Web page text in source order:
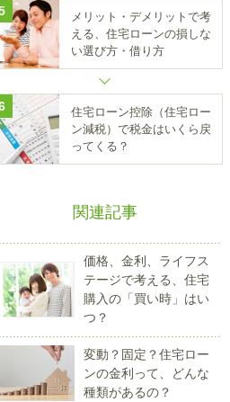
メリット・デメリットで考
える、住宅ローンの損しな
い選び方・借り方
住宅ローン控除（住宅ロー
ン減税）で税金はいくら戻
ってくる？
関連記事
価格、金利、ライフス
テージで考える、住宅
購入の「買い時」はい
つ？
変動？固定？住宅ロー
ンの金利って、どんな
種類があるの？